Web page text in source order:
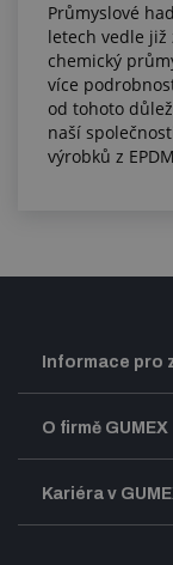
Průmyslové
letech vedle
chemický
více
od tohoto
naší
výrobků z
Informace pro
Doprava a
Obchodní
O firmě GUMEX
Představení
Kariéra v